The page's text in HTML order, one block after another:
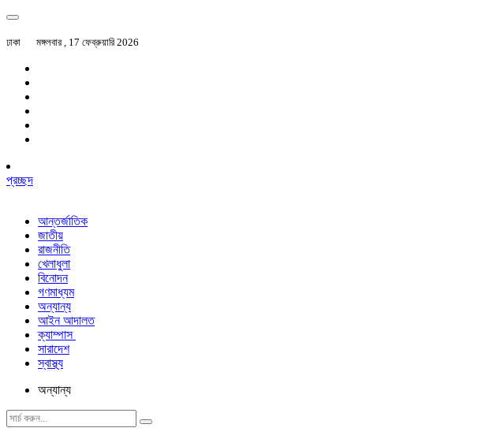
ঢাকা মঙ্গলবার , 17 ফেব্রুয়ারি 2026
প্রচ্ছদ
আন্তর্জাতিক
জাতীয়
রাজনীতি
খেলাধুলা
বিনোদন
গণমাধ্যম
অন্যান্য
আইন আদালত
ক্যাম্পাস
সারাদেশ
স্বাস্থ্য
অন্যান্য